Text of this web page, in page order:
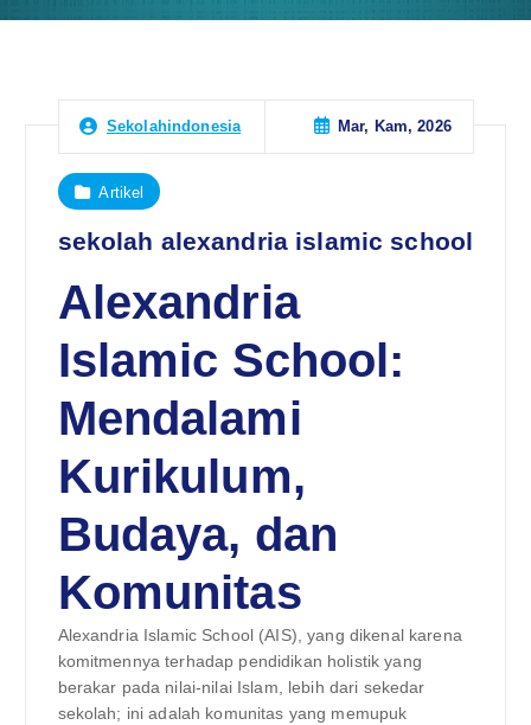
Sekolahindonesia Mar, Kam, 2026
Artikel
sekolah alexandria islamic school
Alexandria
Islamic School:
Mendalami
Kurikulum,
Budaya, dan
Komunitas
Alexandria Islamic School (AIS), yang dikenal karena
komitmennya terhadap pendidikan holistik yang
berakar pada nilai-nilai Islam, lebih dari sekedar
sekolah; ini adalah komunitas yang memupuk